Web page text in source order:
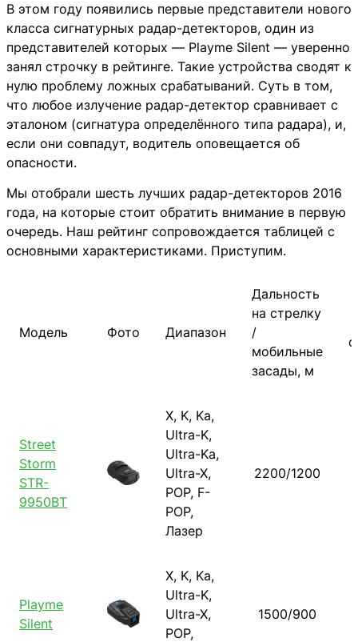
В этом году появились первые представители нового
класса сигнатурных радар-детекторов, один из
представителей которых — Playme Silent — уверенно
занял строчку в рейтинге. Такие устройства сводят к
нулю проблему ложных срабатываний. Суть в том,
что любое излучение радар-детектор сравнивает с
эталоном (сигнатура определённого типа радара), и,
если они совпадут, водитель оповещается об
опасности.
Мы отобрали шесть лучших радар-детекторов 2016
года, на которые стоит обратить внимание в первую
очередь. Наш рейтинг сопровождается таблицей с
основными характеристиками. Приступим.
Модель Фото Диапазон
Дальность
на стрелку
/
мобильные
засады, м
Street
Storm
STR-
9950BT
X, K, Ka,
Ultra-K,
Ultra-Ka,
Ultra-X,
POP, F-
POP,
Лазер
2200/1200
Playme
Silent
X, K, Ka,
Ultra-K,
Ultra-X,
POP,
1500/900